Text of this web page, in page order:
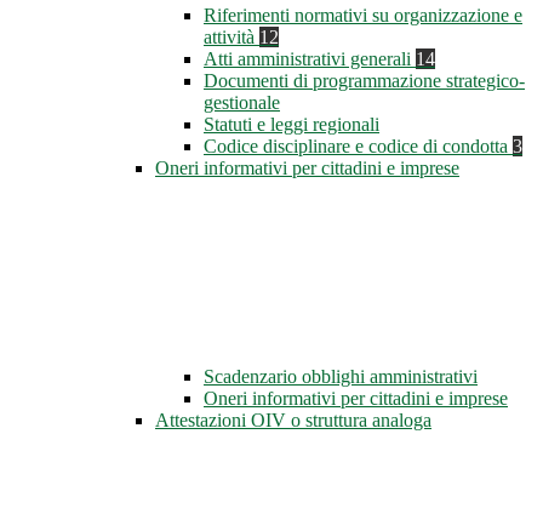
Riferimenti normativi su organizzazione e
attività 12
Atti amministrativi generali 14
Documenti di programmazione strategico-
gestionale
Statuti e leggi regionali
Codice disciplinare e codice di condotta 3
Oneri informativi per cittadini e imprese
Scadenzario obblighi amministrativi
Oneri informativi per cittadini e imprese
Attestazioni OIV o struttura analoga